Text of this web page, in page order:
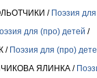
/ Поэзия
для (про) детей /
/ Поэзия для (про)
ЯЛИНКА /